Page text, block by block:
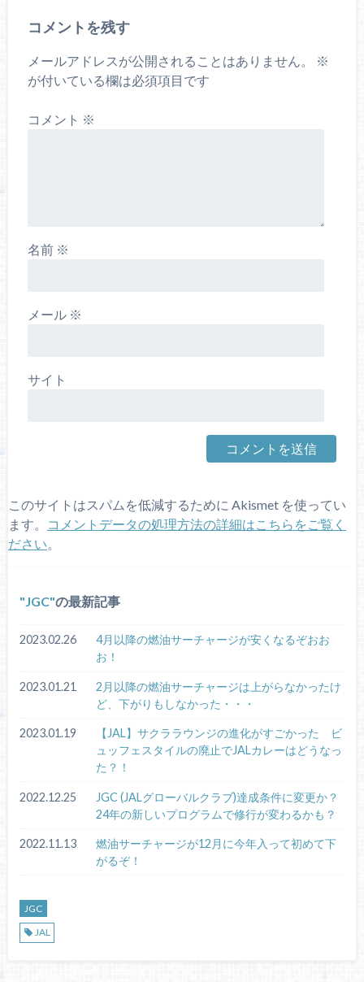
コメントを残す
メールアドレスが公開されることはありません。
※
が付いている欄は必須項目です
コメント ※
名前 ※
メール ※
サイト
このサイトはスパムを低減するために Akismet を使ってい
ます。
コメントデータの処理方法の詳細はこちらをご覧く
ださい
JGC の最新記事
2023.02.26
4月以降の燃油サーチャージが安くなるぞおお
お！
2023.01.21
2月以降の燃油サーチャージは上がらなかったけ
ど、下がりもしなかった・・・
2023.01.19
【JAL】サクララウンジの進化がすごかった ビ
ュッフェスタイルの廃止でJALカレーはどうなっ
た？！
2022.12.25
JGC (JALグローバルクラブ)達成条件に変更か？
24年の新しいプログラムで修行が変わるかも？
2022.11.13
燃油サーチャージが12月に今年入って初めて下
がるぞ！
JGC
JAL